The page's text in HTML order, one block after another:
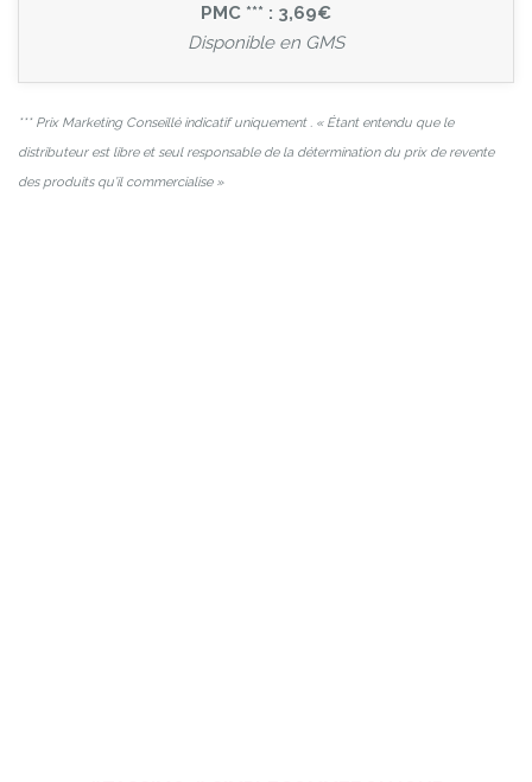
PMC *** : 3,69€
Disponible en GMS
*** Prix Marketing Conseillé indicatif uniquement . « Étant entendu que le
distributeur est libre et seul responsable de la détermination du prix de revente
des produits qu’il commercialise »